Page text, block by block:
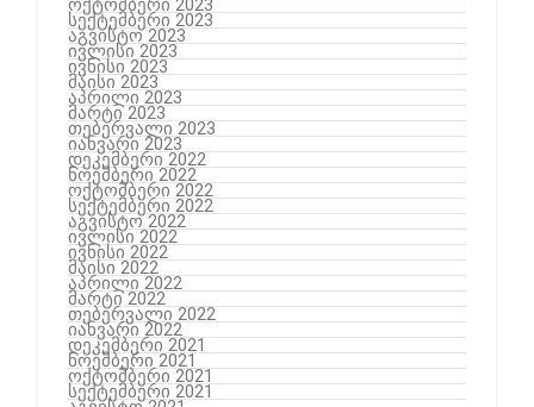
ოქტომბერი 2023
სექტემბერი 2023
აგვისტო 2023
ივლისი 2023
ივნისი 2023
მაისი 2023
აპრილი 2023
მარტი 2023
თებერვალი 2023
იანვარი 2023
დეკემბერი 2022
ნოემბერი 2022
ოქტომბერი 2022
სექტემბერი 2022
აგვისტო 2022
ივლისი 2022
ივნისი 2022
მაისი 2022
აპრილი 2022
მარტი 2022
თებერვალი 2022
იანვარი 2022
დეკემბერი 2021
ნოემბერი 2021
ოქტომბერი 2021
სექტემბერი 2021